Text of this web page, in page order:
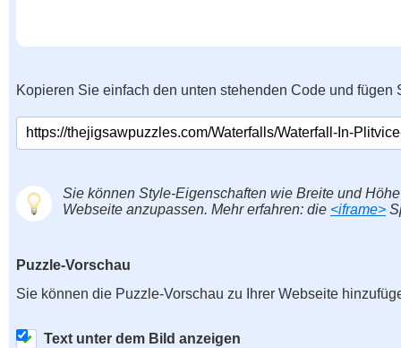
Kopieren Sie einfach den unten stehenden Code und fügen
Sie können Style-Eigenschaften wie Breite und
Webseite anzupassen. Mehr erfahren: die <iframe>
Puzzle-Vorschau
Sie können die Puzzle-Vorschau zu Ihrer Webseite
Text unter dem Bild anzeigen